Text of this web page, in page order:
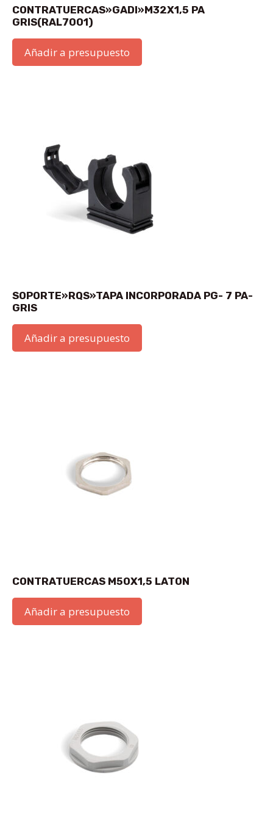
CONTRATUERCAS»GADI»M32X1,5 PA
GRIS(RAL7001)
Añadir a presupuesto
SOPORTE»RQS»TAPA INCORPORADA PG- 7 PA-
GRIS
Añadir a presupuesto
CONTRATUERCAS M50X1,5 LATON
Añadir a presupuesto